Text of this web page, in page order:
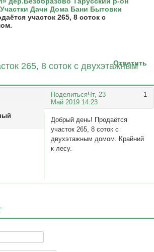
Участки Дачи Дома Бани Бытовки
участок 265, 8 соток с
265, 8 соток с двухэтажным
Ответить
Поделиться 1
Чт, 23
Май 2019 14:23
Добрый день! Продаётся
участок 265, 8 соток с
двухэтажным домом. Крайний
к лесу.